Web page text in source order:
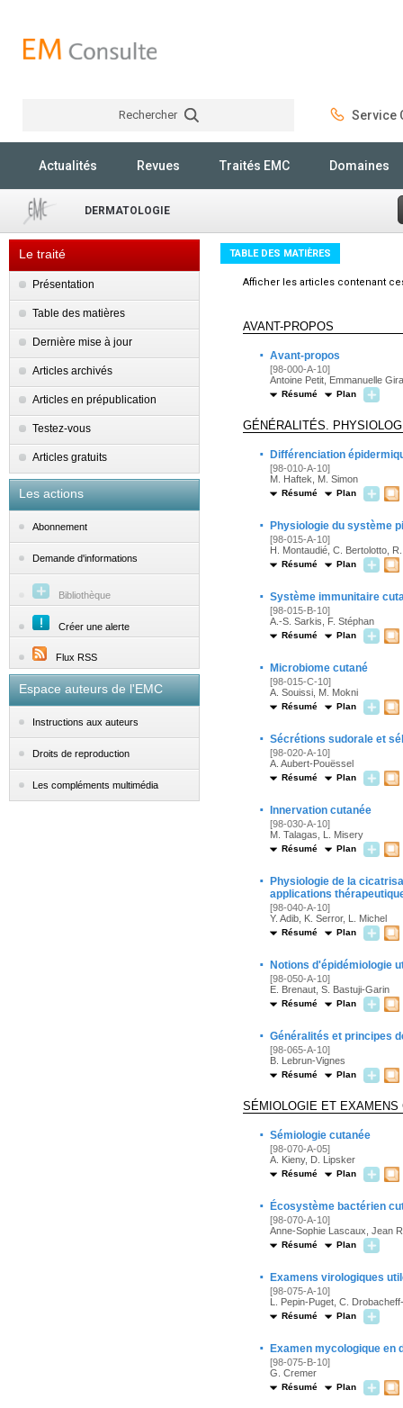
Rechercher Service
Actualités Revues Traités EMC Domaines
DERMATOLOGIE
Le traité
Présentation
Table des matières
Dernière mise à jour
Articles archivés
Articles en prépublication
Testez-vous
Articles gratuits
Les actions
Abonnement
Demande d'informations
Bibliothèque
Créer une alerte
Flux RSS
Espace auteurs de l'EMC
Instructions aux auteurs
Droits de reproduction
Les compléments multimédia
TABLE DES MATIÈRES
Afficher les articles contenant
AVANT-PROPOS
· Avant-propos
[98-000-A-10]
Antoine Petit, Emmanuelle
Résumé Plan
GÉNÉRALITÉS.
· Différenciation
[98-010-A-10]
M. Haftek, M. Simon
Résumé Plan
· Physiologie du système
[98-015-A-10]
H. Montaudié, C. Bertolotto,
Résumé Plan
· Système immunitaire
[98-015-B-10]
A.-S. Sarkis, F. Stéphan
Résumé Plan
· Microbiome cutané
[98-015-C-10]
A. Souissi, M. Mokni
Résumé Plan
· Sécrétions sudorale et
[98-020-A-10]
A. Aubert-Pouëssel
Résumé Plan
· Innervation cutanée
[98-030-A-10]
M. Talagas, L. Misery
Résumé Plan
·
Physiologie de la
applications
[98-040-A-10]
Y. Adib, K. Serror, L. Michel
Résumé Plan
· Notions d'épidémiologie
[98-050-A-10]
E. Brenaut, S. Bastuji-Garin
Résumé Plan
· Généralités et principes
[98-065-A-10]
B. Lebrun-Vignes
Résumé Plan
SÉMIOLOGIE ET EXAMENS
· Sémiologie cutanée
[98-070-A-05]
A. Kieny, D. Lipsker
Résumé Plan
· Écosystème bactérien
[98-070-A-10]
Anne-Sophie Lascaux, Jean
Résumé Plan
· Examens virologiques
[98-075-A-10]
L. Pepin-Puget, C.
Résumé Plan
· Examen mycologique en
[98-075-B-10]
G. Cremer
Résumé Plan